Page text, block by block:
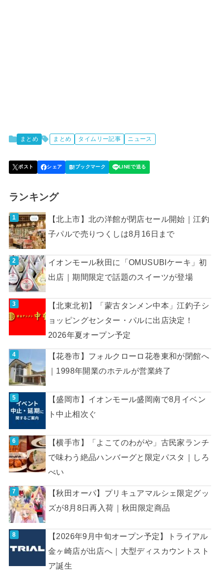
まとめ まとめ タイムリー記事 ニュース
ランキング
【北上市】北の洋館が閉店セール開始｜江釣
子パルで売りつくしは8月16日まで
イオンモール秋田に「OMUSUBIケーキ」初
出店｜期間限定で話題のスイーツが登場
【北東北初】「蒙古タンメン中本」江釣子シ
ョッピングセンター・パルに出店決定！
2026年夏オープン予定
【花巻市】フォルクローロ花巻東和が閉館へ
｜1998年開業のホテルが営業終了
【盛岡市】イオンモール盛岡南で8月イベン
ト中止相次ぐ
【横手市】「よこてのわがや」古民家ランチ
で味わう絶品ハンバーグと限定パスタ｜しろ
べい
【秋田オーパ】プリキュアマルシェ限定グッ
ズが8月8日再入荷｜秋田限定商品
【2026年9月中旬オープン予定】トライアル
金ヶ崎店が出店へ｜大型ディスカウントスト
ア誕生